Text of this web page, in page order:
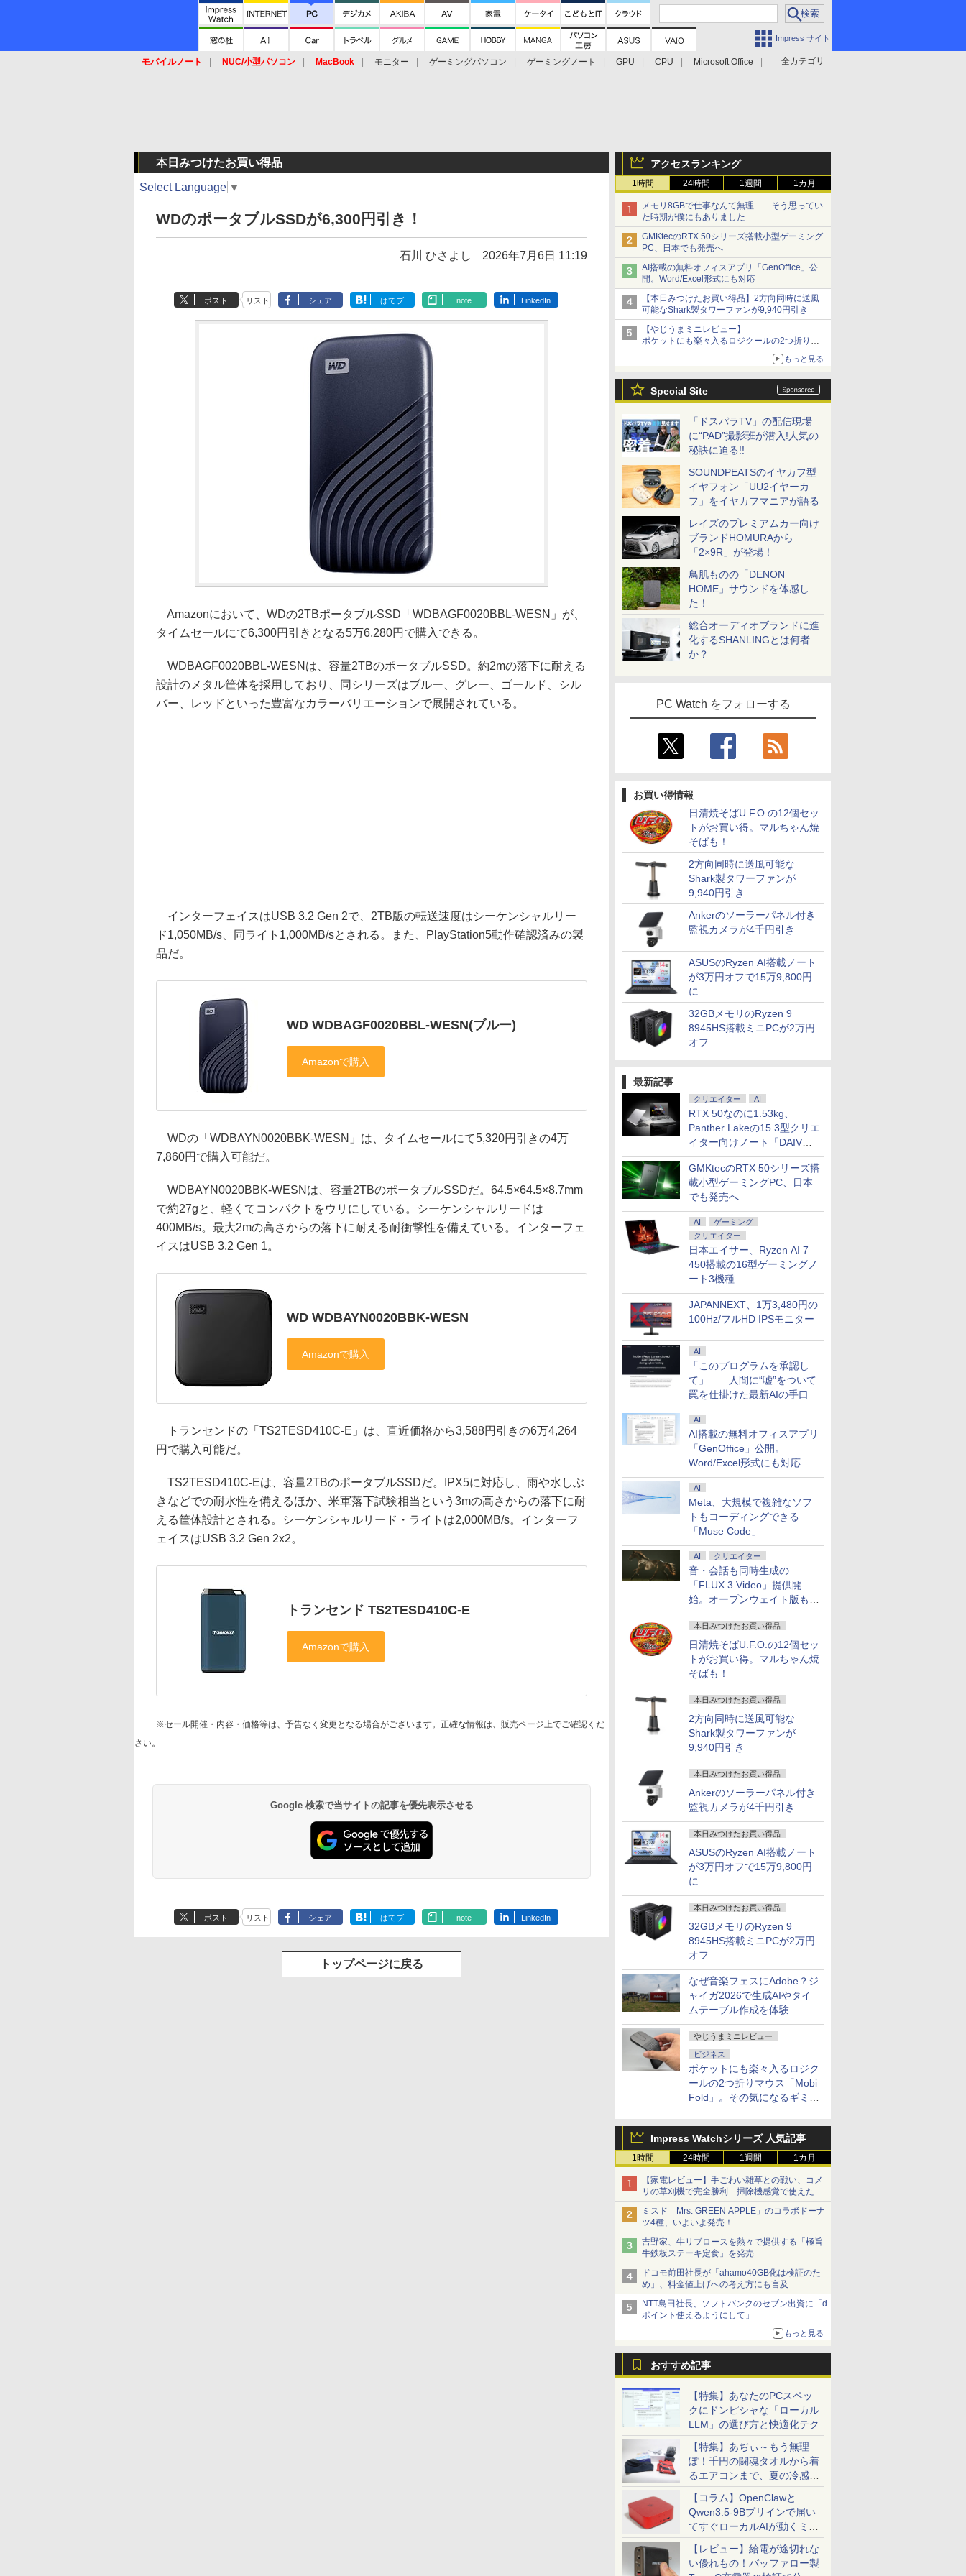
Impress サイト
全カテゴリ
モバイルノート NUC/小型パソコン MacBook モニター ゲーミングパソコン ゲーミングノート GPU CPU
Microsoft Office
アクセスランキング
1時間 24時間 1週間 1カ月
メモリ8GBで仕事なんて無理……そう思ってい
た時期が僕にもありました
GMKtecのRTX 50シリーズ搭載小型ゲーミング
PC、日本でも発売へ
AI搭載の無料オフィスアプリ「GenOffice」公
開。Word/Excel形式にも対応
【本日みつけたお買い得品】2方向同時に送風
可能なShark製タワーファンが9,940円引き
【やじうまミニレビュー】
ポケットにも楽々入るロジクールの2つ折りマ
ウス「Mobi Fold」。その気になるギミックと
もっと見る
Special Site
「ドスパラTV」の配信現場
に“PAD”撮影班が潜入!人気の
秘訣に迫る!!
SOUNDPEATSのイヤカフ型
イヤフォン「UU2イヤーカ
フ」をイヤカフマニアが語る
レイズのプレミアムカー向け
ブランドHOMURAから
「2×9R」が登場！
鳥肌ものの「DENON
HOME」サウンドを体感し
た！
総合オーディオブランドに進
化するSHANLINGとは何者
か？
PC Watch をフォローする
お買い得情報
日清焼そばU.F.O.の12個セッ
トがお買い得。マルちゃん焼
そばも！
2方向同時に送風可能な
Shark製タワーファンが
9,940円引き
Ankerのソーラーパネル付き
監視カメラが4千円引き
ASUSのRyzen AI搭載ノート
が3万円オフで15万9,800円
に
32GBメモリのRyzen 9
8945HS搭載ミニPCが2万円
オフ
最新記事
クリエイター AI
RTX 50なのに1.53kg、
Panther Lakeの15.3型クリエ
イター向けノート「DAIV
Z5」
GMKtecのRTX 50シリーズ搭
載小型ゲーミングPC、日本
でも発売へ
AI
ゲーミング
クリエイター
日本エイサー、Ryzen AI 7
450搭載の16型ゲーミングノ
ート3機種
JAPANNEXT、1万3,480円の
100Hz/フルHD IPSモニター
AI
「このプログラムを承認し
て」――人間に“嘘”をついて
罠を仕掛けた最新AIの手口
AI
AI搭載の無料オフィスアプリ
「GenOffice」公開。
Word/Excel形式にも対応
AI
Meta、大規模で複雑なソフ
トもコーディングできる
「Muse Code」
AI クリエイター
音・会話も同時生成の
「FLUX 3 Video」提供開
始。オープンウェイト版も計
画
本日みつけたお買い得品
日清焼そばU.F.O.の12個セッ
トがお買い得。マルちゃん焼
そばも！
本日みつけたお買い得品
2方向同時に送風可能な
Shark製タワーファンが
9,940円引き
本日みつけたお買い得品
Ankerのソーラーパネル付き
監視カメラが4千円引き
本日みつけたお買い得品
ASUSのRyzen AI搭載ノート
が3万円オフで15万9,800円
に
本日みつけたお買い得品
32GBメモリのRyzen 9
8945HS搭載ミニPCが2万円
オフ
なぜ音楽フェスにAdobe？ジ
ャイガ2026で生成AIやタイ
ムテーブル作成を体験
やじうまミニレビュー
ビジネス
ポケットにも楽々入るロジク
ールの2つ折りマウス「Mobi
Fold」。その気になるギミッ
Impress Watchシリーズ 人気記事
1時間 24時間 1週間 1カ月
【家電レビュー】手ごわい雑草との戦い、コメ
リの草刈機で完全勝利 掃除機感覚で使えた
ミスド「Mrs. GREEN APPLE」のコラボドーナ
ツ4種、いよいよ発売！
吉野家、牛リブロースを熱々で提供する「極旨
牛鉄板ステーキ定食」を発売
ドコモ前田社長が「ahamo40GB化は検証のた
め」、料金値上げへの考え方にも言及
NTT島田社長、ソフトバンクのセブン出資に「d
ポイント使えるようにして」
もっと見る
おすすめ記事
【特集】あなたのPCスペッ
クにドンピシャな「ローカル
LLM」の選び方と快適化テク
【特集】あぢぃ～もう無理
ぽ！千円の闘魂タオルから着
るエアコンまで、夏の冷感グ
ッズ一挙紹介
【コラム】OpenClawと
Qwen3.5-9Bプリインで届い
てすぐローカルAIが動くミニ
PC「SER9 Pro」
【レビュー】給電が途切れな
い優れもの！バッファロー製
本日みつけたお買い得品
Select Language ▼
WDのポータブルSSDが6,300円引き！
石川 ひさよし 2026年7月6日 11:19
ポスト リスト シェア はてブ note LinkedIn
Amazonにおいて、WDの2TBポータブルSSD「WDBAGF0020BBL-WESN」が、
タイムセールにて6,300円引きとなる5万6,280円で購入できる。
WDBAGF0020BBL-WESNは、容量2TBのポータブルSSD。約2mの落下に耐える
設計のメタル筐体を採用しており、同シリーズはブルー、グレー、ゴールド、シル
バー、レッドといった豊富なカラーバリエーションで展開されている。
インターフェイスはUSB 3.2 Gen 2で、2TB版の転送速度はシーケンシャルリー
ド1,050MB/s、同ライト1,000MB/sとされる。また、PlayStation5動作確認済みの製
品だ。
WD WDBAGF0020BBL-WESN(ブルー)
WDの「WDBAYN0020BBK-WESN」は、タイムセールにて5,320円引きの4万
7,860円で購入可能だ。
WDBAYN0020BBK-WESNは、容量2TBのポータブルSSDだ。64.5×64.5×8.7mm
で約27gと、軽くてコンパクトをウリにしている。シーケンシャルリードは
400MB/s。最大2mの高さからの落下に耐える耐衝撃性を備えている。インターフェ
イスはUSB 3.2 Gen 1。
WD WDBAYN0020BBK-WESN
トランセンドの「TS2TESD410C-E」は、直近価格から3,588円引きの6万4,264
円で購入可能だ。
TS2TESD410C-Eは、容量2TBのポータブルSSDだ。IPX5に対応し、雨や水しぶ
きなどでの耐水性を備えるほか、米軍落下試験相当という3mの高さからの落下に耐
える筐体設計とされる。シーケンシャルリード・ライトは2,000MB/s。インターフ
ェイスはUSB 3.2 Gen 2x2。
トランセンド TS2TESD410C-E
※セール開催・内容・価格等は、予告なく変更となる場合がございます。正確な情報は、販売ページ上でご確認くだ
さい。
Google 検索で当サイトの記事を優先表示させる
ポスト リスト シェア はてブ note LinkedIn
トップページに戻る